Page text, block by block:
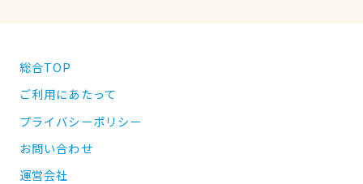
総合TOP
ご利用にあたって
プライバシーポリシー
お問い合わせ
運営会社